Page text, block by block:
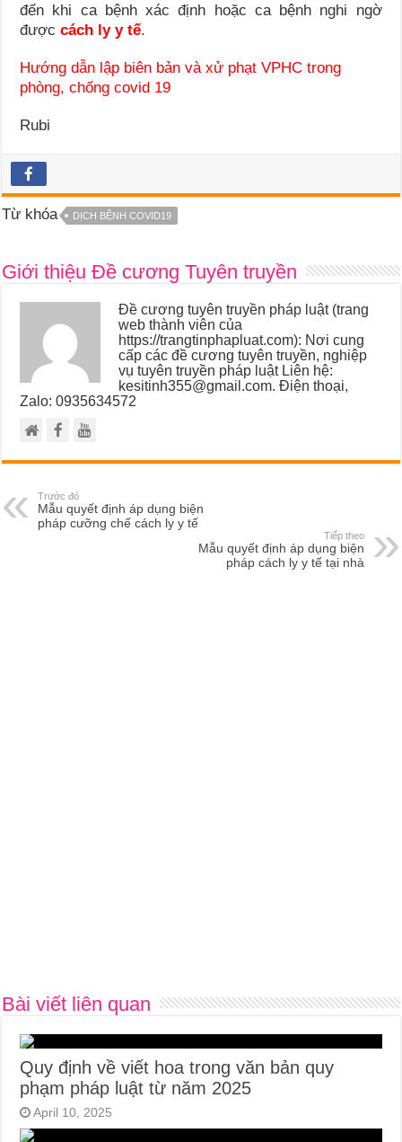
đến khi ca bệnh xác định hoặc ca bệnh nghi ngờ
đượccách ly y tế.
Hướng dẫn lập biên bản và xử phạt VPHC trong
phòng, chống covid 19
Rubi
Từ khóa DỊCH BỆNH COVID19
Giới thiệu Đề cương Tuyên truyền
Đề cương tuyên truyền pháp luật (trang
web thành viên của
https://trangtinphapluat.com): Nơi cung
cấp các đề cương tuyên truyền, nghiệp
vụ tuyên truyền pháp luật Liên hệ:
kesitinh355@gmail.com. Điện thoại,
Zalo: 0935634572
Trước đó
Mẫu quyết định áp dụng biện
pháp cưỡng chế cách ly y tế
Tiếp theo
Mẫu quyết định áp dụng biện
pháp cách ly y tế tại nhà
Bài viết liên quan
Quy định về viết hoa trong văn bản quy
phạm pháp luật từ năm 2025
April 10, 2025